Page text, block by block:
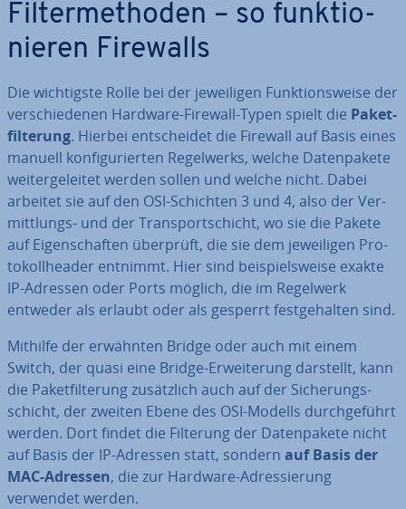
Fil­ter­me­tho­den – so funk­tio­
nie­ren Firewalls
Die wich­tigs­te Rolle bei der je­wei­li­gen Funk­ti­ons­wei­se der
ver­schie­de­nen Hardware-Firewall-Typen spielt die Pa­ket­
fil­te­rung. Hierbei ent­schei­det die Firewall auf Basis eines
manuell kon­fi­gu­rier­ten Re­gel­werks, welche Da­ten­pa­ke­te
wei­ter­ge­lei­tet werden sollen und welche nicht. Dabei
arbeitet sie auf den OSI-Schichten 3 und 4, also der Ver­
mitt­lungs- und der Trans­port­schicht, wo sie die Pakete
auf Ei­gen­schaf­ten überprüft, die sie dem je­wei­li­gen Pro­
to­koll­hea­der entnimmt. Hier sind bei­spiels­wei­se exakte
IP-Adressen oder Ports möglich, die im Regelwerk
entweder als erlaubt oder als gesperrt fest­ge­hal­ten sind.
Mithilfe der erwähnten Bridge oder auch mit einem
Switch, der quasi eine Bridge-Er­wei­te­rung darstellt, kann
die Pa­ket­fil­te­rung zu­sätz­lich auch auf der Si­che­rungs­
schicht, der zweiten Ebene des OSI-Modells durch­ge­führt
werden. Dort findet die Filterung der Da­ten­pa­ke­te nicht
auf Basis der IP-Adressen statt, sondern auf Basis der
MAC-Adressen, die zur Hardware-Adres­sie­rung
verwendet werden.